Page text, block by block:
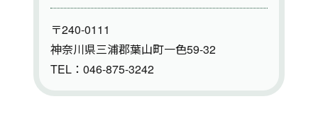
〒240-0111
神奈川県三浦郡葉山町一色59-32
TEL：046-875-3242